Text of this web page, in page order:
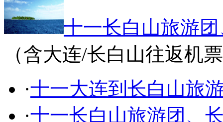
十一长白山旅游
（含大连/长白山往返机
·十一大连到长白山旅
·十一长白山旅游团、